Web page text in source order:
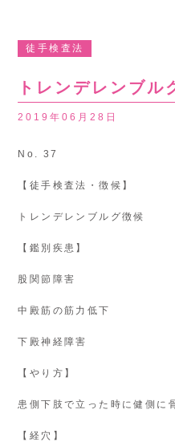
徒手検査法
トレンデレンブル
2019年06月28日
No. 37
【徒手検査法・徴候】
トレンデレンブルグ徴候
【鑑別疾患】
股関節障害
中殿筋の筋力低下
下殿神経障害
【やり方】
患側下肢で立った時に健側に
【経穴】